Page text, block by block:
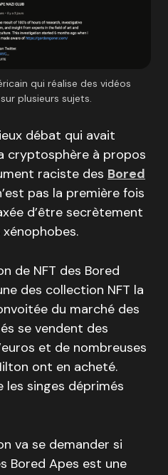
qui réalise des vidéos
plusieurs sujets.
débat qui avait
cryptosphère à propos
raciste des Bored
pas la première fois
d’être secrètement
de NFT des Bored
des collection NFT la
du marché des
se vendent des
et de nombreuses
ont en acheté.
les singes déprimés
va se demander si
Bored Apes est une